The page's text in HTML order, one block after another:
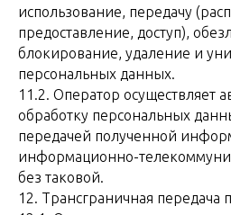
использование, передачу
предоставление, доступ),
блокирование, удаление и
персональных данных.
11.2. Оператор осуществляет
обработку персональных
передачей полученной
информационно-
без таковой.
12. Трансграничная передача